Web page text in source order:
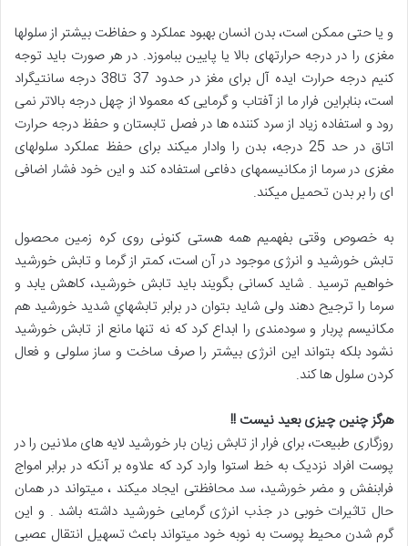
و یا حتی ممکن است، بدن انسان بهبود عملکرد و حفاظت بیشتر از سلولها
مغزی را در درجه حرارتهای بالا یا پایین بباموزد. در هر صورت باید توجه
کنیم درجه حرارت ایده آل برای مغز در حدود 37 تا38 درجه سانتيگراد
است، بنابراین فرار ما از آفتاب و گرمایی که معمولا از چهل درجه بالاتر نمی
رود و استفاده زیاد از سرد کننده ها در فصل تابستان و حفظ درجه حرارت
اتاق در حد 25 درجه، بدن را وادار میکند برای حفظ عملکرد سلولهای
مغزی در سرما از مکانیسمهای دفاعی استفاده کند و این خود فشار اضافی
ای را بر بدن تحمیل میکند.
به خصوص وقتی بفهميم همه هستی کنونی روی کره زمين محصول
تابش خورشید و انرژی موجود در آن است، کمتر از گرما و تابش خورشید
خواهیم ترسید . شاید کسانی بگویند باید تابش خورشید، کاهش یابد و
سرما را ترجیح دهند ولی شاید بتوان در برابر تابشهاي شدید خورشید هم
مکانیسم پربار و سودمندی را ابداع کرد که نه تنها مانع از تابش خورشید
نشود بلکه بتواند این انرژی بیشتر را صرف ساخت و ساز سلولی و فعال
کردن سلول ها کند.
هرگز چنین چیزی بعید نیست !!
روزگاری طبیعت، برای فرار از تابش زیان بار خورشید لایه های ملانين را در
پوست افراد نزدیک به خط استوا وارد کرد که علاوه بر آنکه در برابر امواج
فرابنفش و مضر خورشید، سد محافظتی ایجاد میکند ، میتواند در همان
حال تاثیرات خوبی در جذب انرژی گرمایی خورشید داشته باشد . و این
گرم شدن محيط پوست به نوبه خود میتواند باعث تسهیل انتقال عصبی